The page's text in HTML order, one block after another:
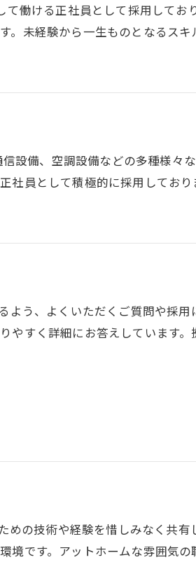
て働ける正社員として採用して
。未経験から一生ものとなるス
信設備、空調設備などの多種様々
社員として積極的に採用してお
よう、よくいただくご質問や採
やすく詳細にお答えしています
めの技術や経験を惜しみなく共
境です。アットホームな雰囲気